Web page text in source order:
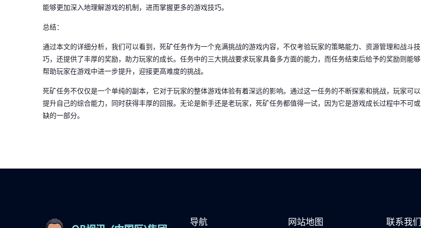
能够更加深入地理解游戏的机制，进而掌握更多的游戏技巧。
总结：
通过本文的详细分析，我们可以看到，死矿任务作为一个充满挑战的游戏内容，不仅考验玩家的策略能力、资源管理和战斗技
巧，还提供了丰厚的奖励，助力玩家的成长。任务中的三大挑战要求玩家具备多方面的能力，而任务结束后给予的奖励则能够
帮助玩家在游戏中进一步提升，迎接更高难度的挑战。
死矿任务不仅仅是一个单纯的副本，它对于玩家的整体游戏体验有着深远的影响。通过这一任务的不断探索和挑战，玩家可以
提升自己的综合能力，同时获得丰厚的回报。无论是新手还是老玩家，死矿任务都值得一试，因为它是游戏成长过程中不可或
缺的一部分。
导航 网站地图 联系我们